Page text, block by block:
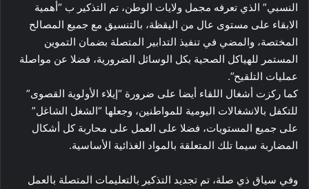
النسبي” الذي تعرفه مجمل ولايات الوطن، تم التذكير ب “أهمية
الابقاء على مستوى عال من اليقظة، بالتنسيق مع جميع المصالح
المختصة، والمضي في تنفيذ التدابير المتصلة بضمان التموين
المستمر للهياكل الصحية بكل الوسائل الضرورية، فضلا عن مواصلة
عمليات التلقيح”.
كما ركزت أشغال اللقاء أيضا على ضرورة “إيلاء الأولوية القصوى”
للتكفل بالانشغالات اليومية للمواطنين، وجعلها “الشغل الشاغل”
على جميع المستويات، فضلا على العمل على محاربة كل أشكال
المضاربة سيما تلك المتعلقة بالمواد الغذائية الأساسية.
وفي سياق ذي صلة، تم تجديد التذكير بالتعليمات المتصلة بالعمل